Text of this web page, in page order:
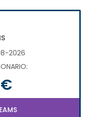
2026